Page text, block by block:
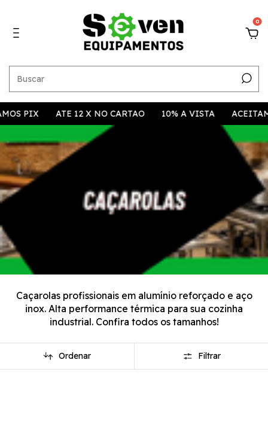
0
PIX ATE 12 X NO CARTAO 10% A VISTA
Caçarolas profissionais em alumínio reforçado e aço
inox. Alta performance térmica para sua cozinha
industrial. Confira todos os tamanhos!
Ordenar Filtrar